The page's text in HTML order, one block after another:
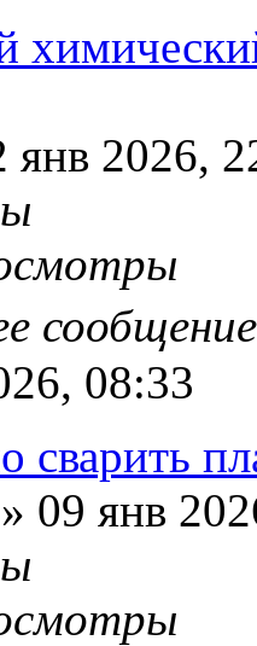
янв 2026,
08:33
сварить
» 09 янв